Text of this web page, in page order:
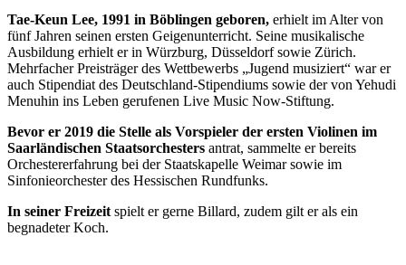
Tae-Keun Lee, 1991 in Böblingen geboren, erhielt im Alter von
fünf Jahren seinen ersten Geigenunterricht. Seine musikalische
Ausbildung erhielt er in Würzburg, Düsseldorf sowie Zürich.
Mehrfacher Preisträger des Wettbewerbs „Jugend musiziert“ war er
auch Stipendiat des Deutschland-Stipendiums sowie der von Yehudi
Menuhin ins Leben gerufenen Live Music Now-Stiftung.
Bevor er 2019 die Stelle als Vorspieler der ersten Violinen im
Saarländischen Staatsorchesters antrat, sammelte er bereits
Orchestererfahrung bei der Staatskapelle Weimar sowie im
Sinfonieorchester des Hessischen Rundfunks.
In seiner Freizeit spielt er gerne Billard, zudem gilt er als ein
begnadeter Koch.